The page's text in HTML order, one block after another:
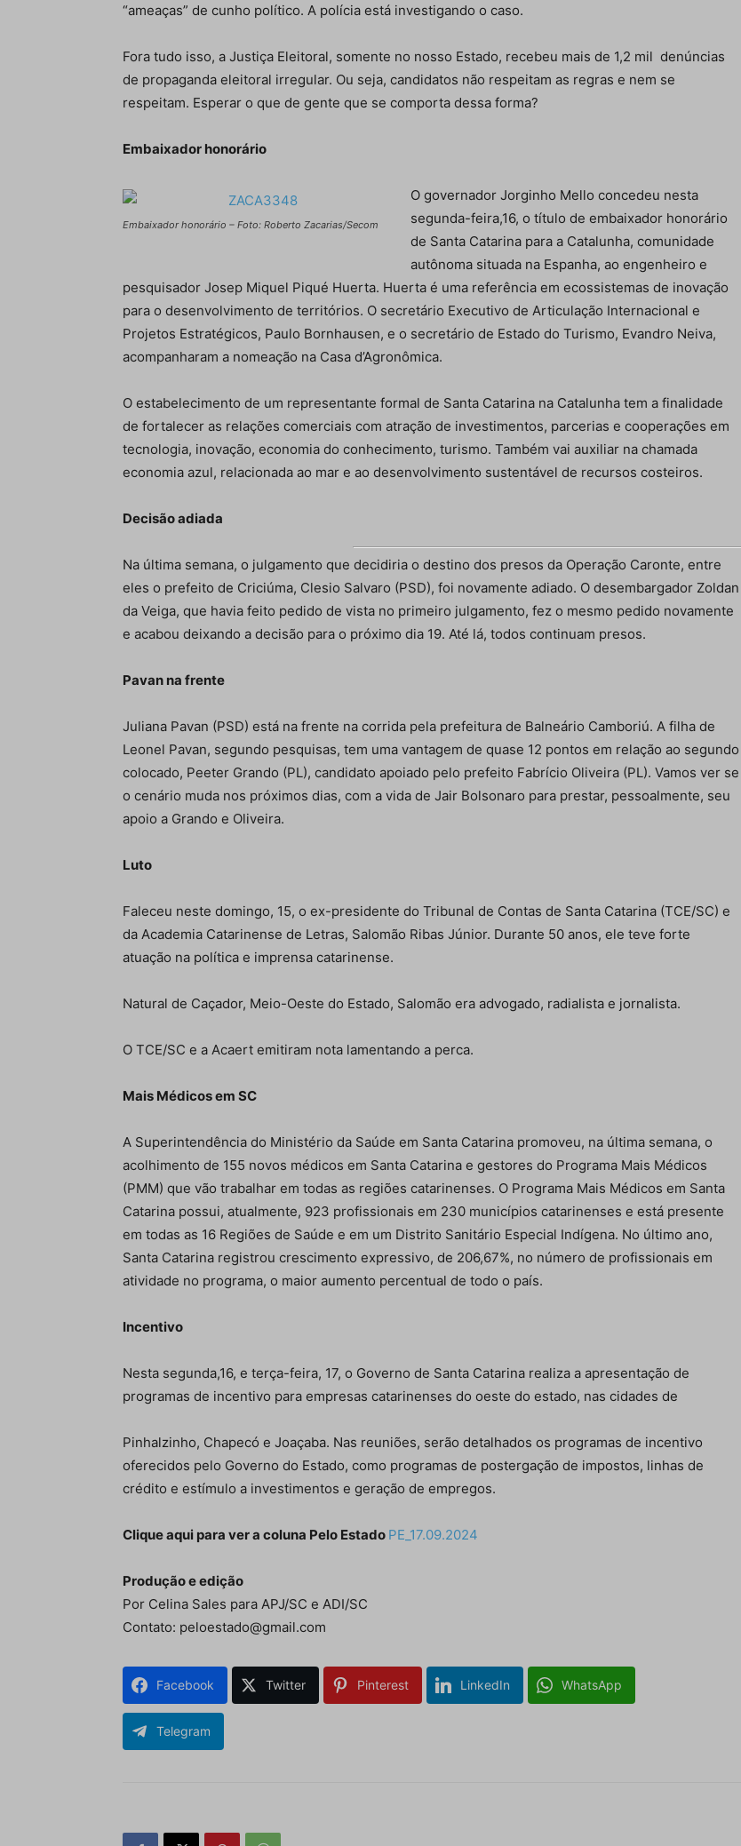
“ameaças” de cunho político. A polícia está investigando o caso.
Fora tudo isso, a Justiça Eleitoral, somente no nosso Estado, recebeu mais de 1,2 mil denúncias
de propaganda eleitoral irregular. Ou seja, candidatos não respeitam as regras e nem se
respeitam. Esperar o que de gente que se comporta dessa forma?
Embaixador honorário
Embaixador honorário – Foto: Roberto Zacarias/Secom
O governador Jorginho Mello concedeu nesta
segunda-feira,16, o título de embaixador honorário
de Santa Catarina para a Catalunha, comunidade
autônoma situada na Espanha, ao engenheiro e
pesquisador Josep Miquel Piqué Huerta. Huerta é uma referência em ecossistemas de inovação
para o desenvolvimento de territórios. O secretário Executivo de Articulação Internacional e
Projetos Estratégicos, Paulo Bornhausen, e o secretário de Estado do Turismo, Evandro Neiva,
acompanharam a nomeação na Casa d’Agronômica.
O estabelecimento de um representante formal de Santa Catarina na Catalunha tem a finalidade
de fortalecer as relações comerciais com atração de investimentos, parcerias e cooperações em
tecnologia, inovação, economia do conhecimento, turismo. Também vai auxiliar na chamada
economia azul, relacionada ao mar e ao desenvolvimento sustentável de recursos costeiros.
Decisão adiada
Na última semana, o julgamento que decidiria o destino dos presos da Operação Caronte, entre
eles o prefeito de Criciúma, Clesio Salvaro (PSD), foi novamente adiado. O desembargador Zoldan
da Veiga, que havia feito pedido de vista no primeiro julgamento, fez o mesmo pedido novamente
e acabou deixando a decisão para o próximo dia 19. Até lá, todos continuam presos.
Pavan na frente
Juliana Pavan (PSD) está na frente na corrida pela prefeitura de Balneário Camboriú. A filha de
Leonel Pavan, segundo pesquisas, tem uma vantagem de quase 12 pontos em relação ao segundo
colocado, Peeter Grando (PL), candidato apoiado pelo prefeito Fabrício Oliveira (PL). Vamos ver se
o cenário muda nos próximos dias, com a vida de Jair Bolsonaro para prestar, pessoalmente, seu
apoio a Grando e Oliveira.
Luto
Faleceu neste domingo, 15, o ex-presidente do Tribunal de Contas de Santa Catarina (TCE/SC) e
da Academia Catarinense de Letras, Salomão Ribas Júnior. Durante 50 anos, ele teve forte
atuação na política e imprensa catarinense.
Natural de Caçador, Meio-Oeste do Estado, Salomão era advogado, radialista e jornalista.
O TCE/SC e a Acaert emitiram nota lamentando a perca.
Mais Médicos em SC
A Superintendência do Ministério da Saúde em Santa Catarina promoveu, na última semana, o
acolhimento de 155 novos médicos em Santa Catarina e gestores do Programa Mais Médicos
(PMM) que vão trabalhar em todas as regiões catarinenses. O Programa Mais Médicos em Santa
Catarina possui, atualmente, 923 profissionais em 230 municípios catarinenses e está presente
em todas as 16 Regiões de Saúde e em um Distrito Sanitário Especial Indígena. No último ano,
Santa Catarina registrou crescimento expressivo, de 206,67%, no número de profissionais em
atividade no programa, o maior aumento percentual de todo o país.
Incentivo
Nesta segunda,16, e terça-feira, 17, o Governo de Santa Catarina realiza a apresentação de
programas de incentivo para empresas catarinenses do oeste do estado, nas cidades de
Pinhalzinho, Chapecó e Joaçaba. Nas reuniões, serão detalhados os programas de incentivo
oferecidos pelo Governo do Estado, como programas de postergação de impostos, linhas de
crédito e estímulo a investimentos e geração de empregos.
Clique aqui para ver a coluna Pelo Estado PE_17.09.2024
Produção e edição
Por Celina Sales para APJ/SC e ADI/SC
Contato: peloestado@gmail.com
Facebook Twitter Pinterest LinkedIn WhatsApp
Telegram